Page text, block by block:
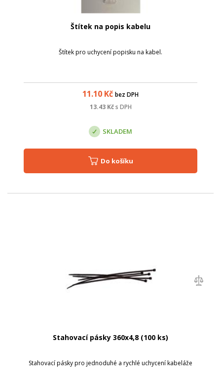
Štítek na popis kabelu
Štítek pro uchycení popisku na kabel.
11.10 Kč bez DPH
13.43Kč s DPH
SKLADEM
Do košíku
Stahovací pásky 360x4,8 (100 ks)
Stahovací pásky pro jednoduhé a rychlé uchycení kabeláže